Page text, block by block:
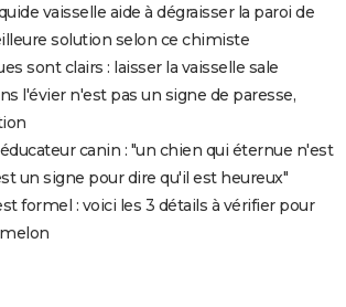
vaisselle aide à dégraisser la paroi de
solution selon ce chimiste
sont clairs : laisser la vaisselle sale
l'évier n'est pas un signe de paresse,
canin : "un chien qui éternue n'est
un signe pour dire qu'il est heureux"
formel : voici les 3 détails à vérifier pour